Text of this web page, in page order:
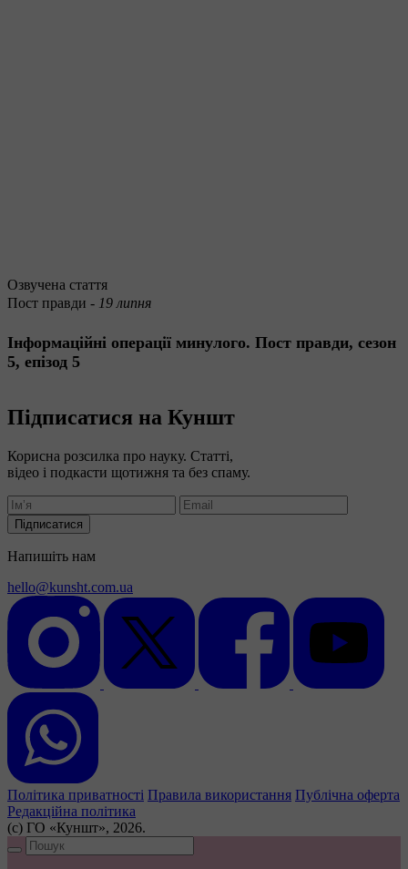
Озвучена стаття
Пост правди - 19 липня
Інформаційні операції минулого. Пост правди, сезон
5, епізод 5
Підписатися на Куншт
Корисна розсилка про науку. Статті,
відео і подкасти щотижня та без спаму.
Підписатися
Напишіть нам
hello@kunsht.com.ua
Політика приватності Правила використання Публічна оферта
Редакційна політика
(с) ГО «Куншт», 2026.